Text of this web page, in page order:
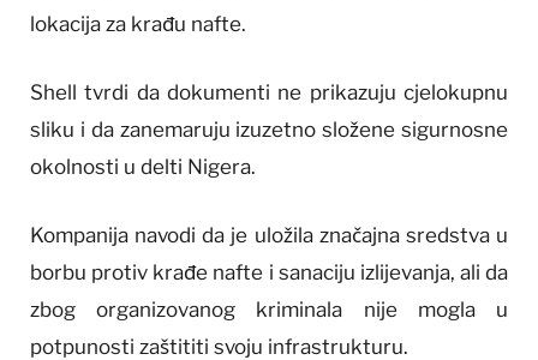
lokacija za krađu nafte.
Shell tvrdi da dokumenti ne prikazuju cjelokupnu
sliku i da zanemaruju izuzetno složene sigurnosne
okolnosti u delti Nigera.
Kompanija navodi da je uložila značajna sredstva u
borbu protiv krađe nafte i sanaciju izlijevanja, ali da
zbog organizovanog kriminala nije mogla u
potpunosti zaštititi svoju infrastrukturu.